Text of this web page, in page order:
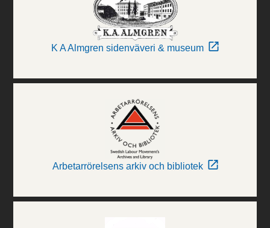
K A Almgren sidenväveri & museum
Arbetarrörelsens arkiv och bibliotek